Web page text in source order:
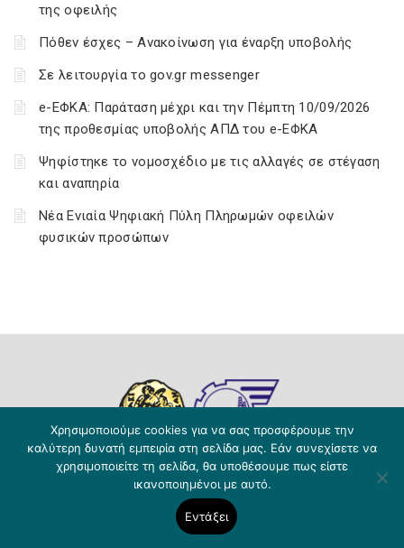
της οφειλής
Πόθεν έσχες – Ανακοίνωση για έναρξη υποβολής
Σε λειτουργία το gov.gr messenger
e-ΕΦΚΑ: Παράταση μέχρι και την Πέμπτη 10/09/2026
της προθεσμίας υποβολής ΑΠΔ του e-ΕΦΚΑ
Ψηφίστηκε το νομοσχέδιο με τις αλλαγές σε στέγαση
και αναπηρία
Νέα Ενιαία Ψηφιακή Πύλη Πληρωμών οφειλών
φυσικών προσώπων
ONLINE Σύμβουλος Επιχειρηματία
Όλα όσα αφορούν την ίδρυση και την λειτουργία της
επιχείρησής σας.
Χρησιμοποιούμε cookies για να σας προσφέρουμε την
καλύτερη δυνατή εμπειρία στη σελίδα μας. Εάν συνεχίσετε να
χρησιμοποιείτε τη σελίδα, θα υποθέσουμε πως είστε
ικανοποιημένοι με αυτό.
Εντάξει